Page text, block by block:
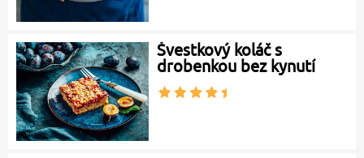
Švestkový koláč s
drobenkou bez kynutí